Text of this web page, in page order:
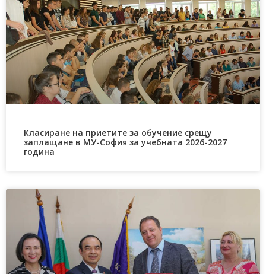
Класиране на приетите за обучение срещу
заплащане в МУ-София за учебната 2026-2027
година